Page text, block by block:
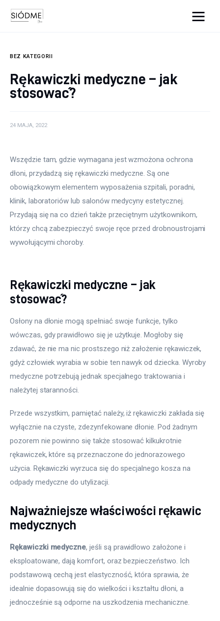
Uroda
Więcej
BEZ KATEGORII
Rękawiczki medyczne – jak
stosować?
24 MAJA, 2022
Wszędzie tam, gdzie wymagana jest wzmożona ochrona
dłoni, przydadzą się rękawiczki medyczne. Są one
obowiązkowym elementem wyposażenia szpitali, poradni,
klinik, laboratoriów lub salonów medycyny estetycznej.
Przydają się na co dzień także przeciętnym użytkownikom,
którzy chcą zabezpieczyć swoje ręce przed drobnoustrojami
wywołującymi choroby.
Rękawiczki medyczne – jak
stosować?
Osłony na dłonie mogą spełniać swoje funkcje, tylko
wówczas, gdy prawidłowo się je użytkuje. Mogłoby się
zdawać, że nie ma nic prostszego niż założenie rękawiczek,
gdyż człowiek wyrabia w sobie ten nawyk od dziecka. Wyroby
medyczne potrzebują jednak specjalnego traktowania i
należytej staranności.
Przede wszystkim, pamiętać należy, iż rękawiczki zakłada się
wyłącznie na czyste, zdezynfekowane dłonie. Pod żadnym
pozorem nie powinno się także stosować kilkukrotnie
rękawiczek, które są przeznaczone do jednorazowego
użycia. Rękawiczki wyrzuca się do specjalnego kosza na
odpady medyczne do utylizacji.
Najważniejsze właściwości rękawic
medycznych
Rękawiczki medyczne, jeśli są prawidłowo założone i
eksploatowane, dają komfort, oraz bezpieczeństwo. Ich
podstawową cechą jest elastyczność, która sprawia, że
idealnie dopasowują się do wielkości i kształtu dłoni, a
jednocześnie są odporne na uszkodzenia mechaniczne.